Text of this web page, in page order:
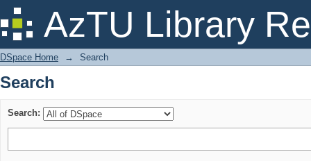
AzTU Library
Search
DSpace Home → Search
Search
Search: